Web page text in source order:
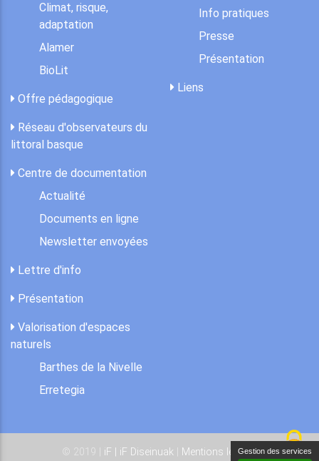
Climat, risque,
adaptation
Alamer
BioLit
Offre pédagogique
Réseau d'observateurs du
littoral basque
Centre de documentation
Actualité
Documents en ligne
Newsletter envoyées
Lettre d'info
Présentation
Valorisation d'espaces
naturels
Barthes de la Nivelle
Erretegia
Info pratiques
Presse
Présentation
Liens
© 2019 | iF | iF Diseinuak Mentions légalesGestion des services